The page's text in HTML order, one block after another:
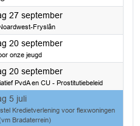
27 september2023
Fryslân
20 september2023
onze jeugd
20 september2023
PvdA en CU - Prostitutiebeleid
5 juli2023
Kredietverlening voor flexwoningen
Bradaterrein)